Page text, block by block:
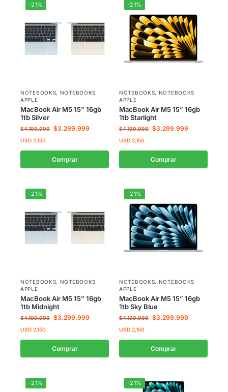
-21%
NOTEBOOKS, NOTEBOOKS
APPLE
MacBook Air M5 15” 16gb
1tb Silver
$4.199.999 $3.299.999
USD 2,150
Comprar
-21%
NOTEBOOKS, NOTEBOOKS
APPLE
MacBook Air M5 15” 16gb
1tb Starlight
$4.199.999 $3.299.999
USD 2,150
Comprar
-21%
NOTEBOOKS, NOTEBOOKS
APPLE
MacBook Air M5 15” 16gb
1tb Midnight
$4.199.999 $3.299.999
USD 2,150
Comprar
-21%
NOTEBOOKS, NOTEBOOKS
APPLE
MacBook Air M5 15” 16gb
1tb Sky Blue
$4.199.999 $3.299.999
USD 2,150
Comprar
-21% -21%